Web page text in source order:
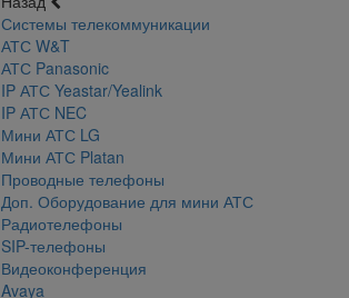
Системы телекоммуникации
АТС W&T
АТС Panasonic
IP АТС Yeastar/Yealink
IP АТС NEC
Мини АТС LG
Мини АТС Platan
Проводные телефоны
Доп. Оборудование для мини АТС
Радиотелефоны
SIP-телефоны
Видеоконференция
Avaya